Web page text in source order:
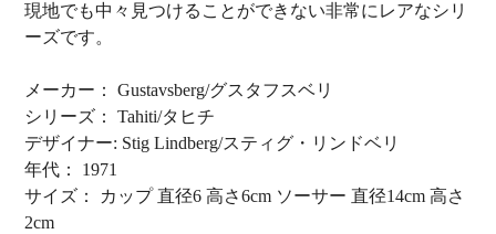
現地でも中々見つけることができない非常にレアなシリ
ーズです。
メーカー： Gustavsberg/グスタフスベリ
シリーズ： Tahiti/タヒチ
デザイナー: Stig Lindberg/スティグ・リンドベリ
年代： 1971
サイズ： カップ 直径6 高さ6cm ソーサー 直径14cm 高さ
2cm